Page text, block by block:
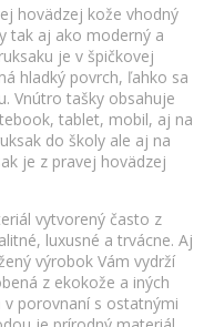
hovädzej kože vhodný
tak aj ako moderný a
je v špičkovej
hladký povrch, ľahko sa
Vnútro tašky obsahuje
tablet, mobil, aj na
do školy ale aj na
je z pravej hovädzej
vytvorený často z
luxusné a trvácne. Aj
výrobok Vám vydrží
z ekokože a iných
porovnaní s ostatnými